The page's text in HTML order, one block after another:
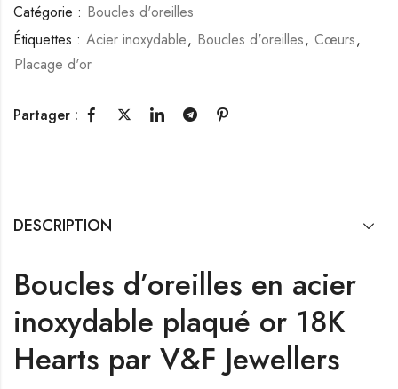
Catégorie : Boucles d'oreilles
Étiquettes : Acier inoxydable, Boucles d'oreilles, Cœurs,
Placage d'or
Partager :
DESCRIPTION
Boucles d’oreilles en acier
inoxydable plaqué or 18K
Hearts par V&F Jewellers